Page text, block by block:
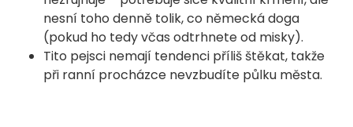
nesní toho denně tolik, co německá doga
(pokud ho tedy včas odtrhnete od misky).
Tito pejsci nemají tendenci příliš štěkat, takže
při ranní procházce nevzbudíte půlku města.